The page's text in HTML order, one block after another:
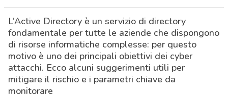
L’Active Directory è un servizio di directory
fondamentale per tutte le aziende che dispongono
di risorse informatiche complesse: per questo
motivo è uno dei principali obiettivi dei cyber
attacchi. Ecco alcuni suggerimenti utili per
mitigare il rischio e i parametri chiave da
monitorare